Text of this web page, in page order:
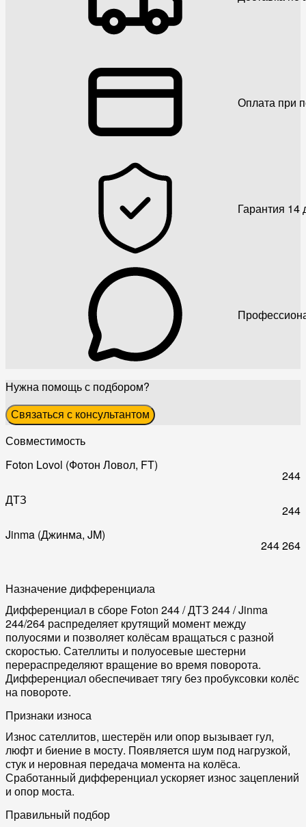
Оплата при
Гарантия 14
Нужна помощь с подбором?
Связаться с консультантом
Совместимость
Foton Lovol (Фотон Ловол, FT)
244
ДТЗ
244
Jinma (Джинма, JM)
244264
Назначение дифференциала
Дифференциал в сборе Foton 244 / ДТЗ 244 / Jinma
244/264 распределяет крутящий момент между
полуосями и позволяет колёсам вращаться с разной
скоростью. Сателлиты и полуосевые шестерни
перераспределяют вращение во время поворота.
Дифференциал обеспечивает тягу без пробуксовки колёс
на повороте.
Признаки износа
Износ сателлитов, шестерён или опор вызывает гул,
люфт и биение в мосту. Появляется шум под нагрузкой,
стук и неровная передача момента на колёса.
Сработанный дифференциал ускоряет износ зацеплений
и опор моста.
Правильный подбор